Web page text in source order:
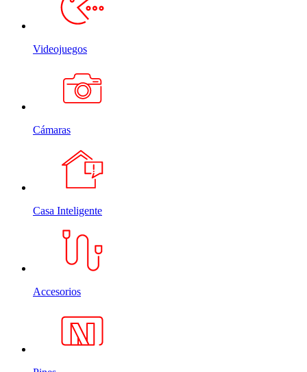
Videojuegos
Cámaras
Casa Inteligente
Accesorios